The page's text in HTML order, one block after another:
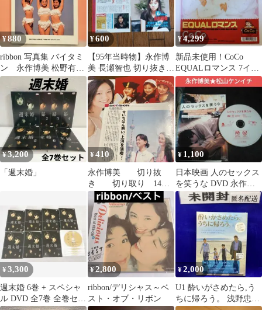
¥880
ribbon 写真集 バイタミ
ン 永作博美 松野有里
巳 佐藤愛子
¥600
【95年当時物】永作博
美 長瀬智也 切り抜き 2
枚セットドラマ カケオ
チのススメ
¥4,299
新品未使用！CoCo
EQUALロマンス 7イン
チレコード イコール
ロマンス
¥3,200
「週末婚」
¥410
永作博美 切り抜
き 切り取り 14
枚 ribbon リボン
¥ 1,100
日本映画 人のセックス
を笑うな DVD 永作博
美 松山ケンイチ レンタ
ル落ち
¥3,300
週末婚 6巻 + スペシャ
ル DVD 全7巻 全巻セッ
¥2,800
ribbon/デリシャス～ベ
スト・オブ・リボン
¥2,000
U1 酔いがさめたら,う
ちに帰ろう。 浅野忠信